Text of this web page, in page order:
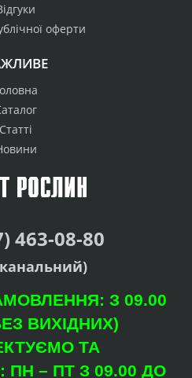
оферти
Статті
463-08-80
З 09.00
ВИХІДНИХ)
ТА
– ПТ З 09.00 ДО